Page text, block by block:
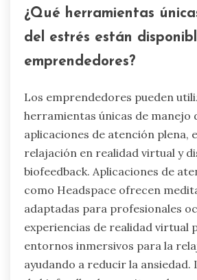
¿Qué herramientas
del estrés están
emprendedores?
Los emprendedores pueden
herramientas únicas de manejo
aplicaciones de atención plena,
relajación en realidad virtual y
biofeedback. Aplicaciones de
como Headspace ofrecen
adaptadas para profesionales
experiencias de realidad virtual
entornos inmersivos para la
ayudando a reducir la ansiedad.